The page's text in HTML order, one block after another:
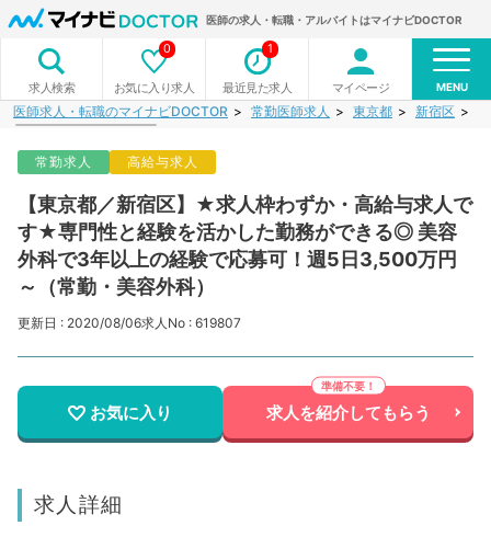
医師の求人・転職・アルバイトはマイナビDOCTOR
求人検索 お気に入り求人
0
最近見た求人
1
マイページ MENU
医師求人・転職のマイナビDOCTOR 常勤医師求人 東京都 新宿区
常勤求人 高給与求人
【東京都／新宿区】★求人枠わずか・高給与求人で
す★専門性と経験を活かした勤務ができる◎ 美容
外科で3年以上の経験で応募可！週5日3,500万円
～（常勤・美容外科）
更新日 : 2020/08/06求人No : 619807
お気に入り 求人を紹介してもらう
求人詳細